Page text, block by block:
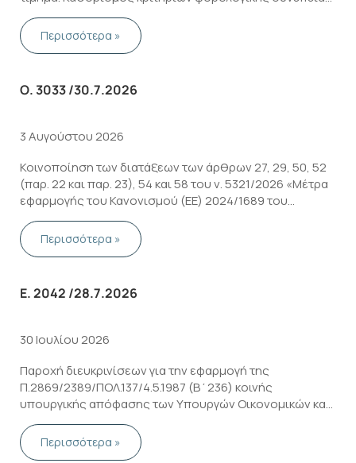
του οφειλέτη και εισπραξιμότητας της εναπομένουσας
οφειλής κατ’ άρθρο 47Α του Κώδικα Φορολογικής
Διαδικασίας
Περισσότερα »
Ο. 3033 /30.7.2026
3 Αυγούστου 2026
Κοινοποίηση των διατάξεων των άρθρων 27, 29, 50, 52
(παρ. 22 και παρ. 23), 54 και 58 του ν. 5321/2026 «Μέτρα
εφαρμογής του Κανονισμού (ΕΕ) 2024/1689 του
Ευρωπαϊκού Κοινοβουλίου και του Συμβουλίου της 13ης
Ιουνίου 2024 (Κανονισμός για την τεχνητή …
Περισσότερα »
Ε. 2042 /28.7.2026
30 Ιουλίου 2026
Παροχή διευκρινίσεων για την εφαρμογή της
Π.2869/2389/ΠΟΛ.137/4.5.1987 (B΄236) κοινής
υπουργικής απόφασης των Υπουργών Οικονομικών και
Γεωργίας, που αφορά στη διαδικασία καταβολής του
ΦΠΑ για επενδυτικά αγαθά επιχειρήσεων εκτροφής
ζώων
Περισσότερα »